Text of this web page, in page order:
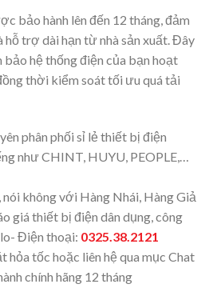
bảo hành lên đến 12 tháng, đảm
hỗ trợ dài hạn từ nhà sản xuất. Đây
hệ thống điện của bạn hoạt
thời kiểm soát tối ưu quá tải
phân phối sỉ lẻ thiết bị điện
như CHINT, HUYU, PEOPLE,…
nói không với Hàng Nhái, Hàng Giả
giá thiết bị điện dân dụng, công
Điện thoại: 0325.38.2121
hỏa tốc hoặc liên hệ qua mục Chat
chính hãng 12 tháng